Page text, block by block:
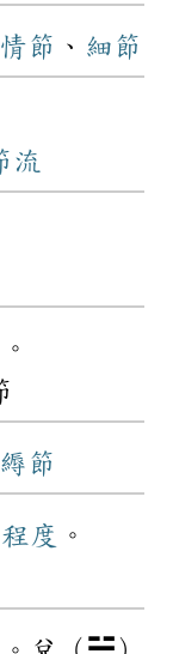
情節 、 細節
流
。
節
程度 。